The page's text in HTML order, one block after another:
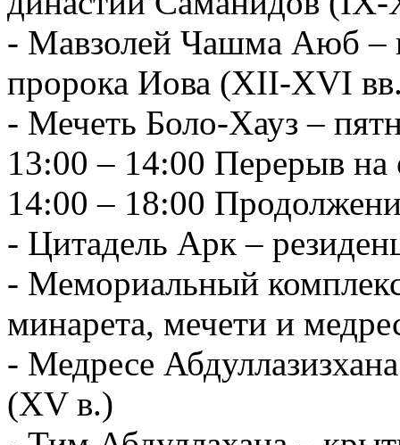
- Мавзолей Чашма Аюб –
пророка Иова (XII-XVI
- Мечеть Боло-Хауз –
13:00 – 14:00 Перерыв на
14:00 – 18:00
- Цитадель Арк –
- Мемориальный
минарета, мечети и
- Медресе
(XV в.)